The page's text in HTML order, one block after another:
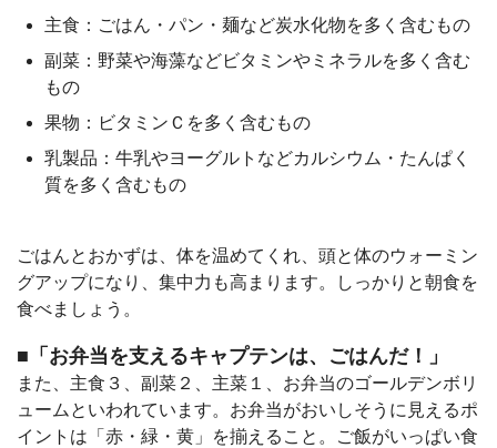
主食：ごはん・パン・麺など炭水化物を多く含むもの
副菜：野菜や海藻などビタミンやミネラルを多く含む
もの
果物：ビタミンＣを多く含むもの
乳製品：牛乳やヨーグルトなどカルシウム・たんぱく
質を多く含むもの
ごはんとおかずは、体を温めてくれ、頭と体のウォーミン
グアップになり、集中力も高まります。しっかりと朝食を
食べましょう。
■「お弁当を支えるキャプテンは、ごはんだ！」
また、主食３、副菜２、主菜１、お弁当のゴールデンボリ
ュームといわれています。お弁当がおいしそうに見えるポ
イントは「赤・緑・黄」を揃えること。ご飯がいっぱい食